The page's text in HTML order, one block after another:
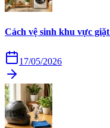
Cách vệ sinh khu vực
17/05/2026